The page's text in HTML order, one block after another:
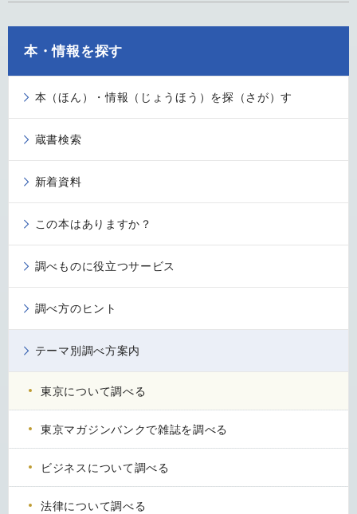
本・情報を探す
本（ほん）・情報（じょうほう）を探（さが）す
蔵書検索
新着資料
この本はありますか？
調べものに役立つサービス
調べ方のヒント
テーマ別調べ方案内
東京について調べる
東京マガジンバンクで雑誌を調べる
ビジネスについて調べる
法律について調べる